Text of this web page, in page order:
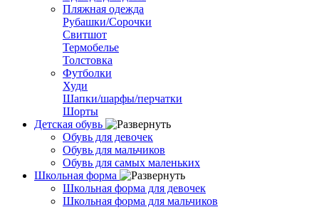
Пляжная одежда
Рубашки/Сорочки
Свитшот
Термобелье
Толстовка
Футболки
Худи
Шапки/шарфы/перчатки
Шорты
Детская обувь
Обувь для девочек
Обувь для мальчиков
Обувь для самых маленьких
Школьная форма
Школьная форма для девочек
Школьная форма для мальчиков